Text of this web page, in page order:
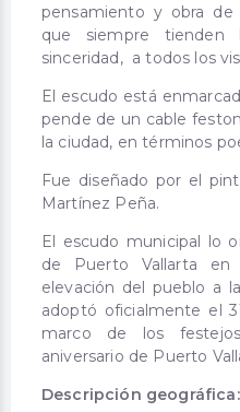
pensamiento y obra
que siempre
sinceridad, a todos los
El escudo está
pende de un cable
la ciudad, en términos
Fue diseñado por el
Martínez Peña.
El escudo municipal lo
de Puerto Vallarta
elevación del pueblo a
adoptó oficialmente el
marco de los
aniversario de Puerto
Descripción geográfica: